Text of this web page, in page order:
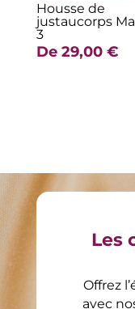
Housse de
justaucorps
3
De 29,00 €
Les
Offrez
avec